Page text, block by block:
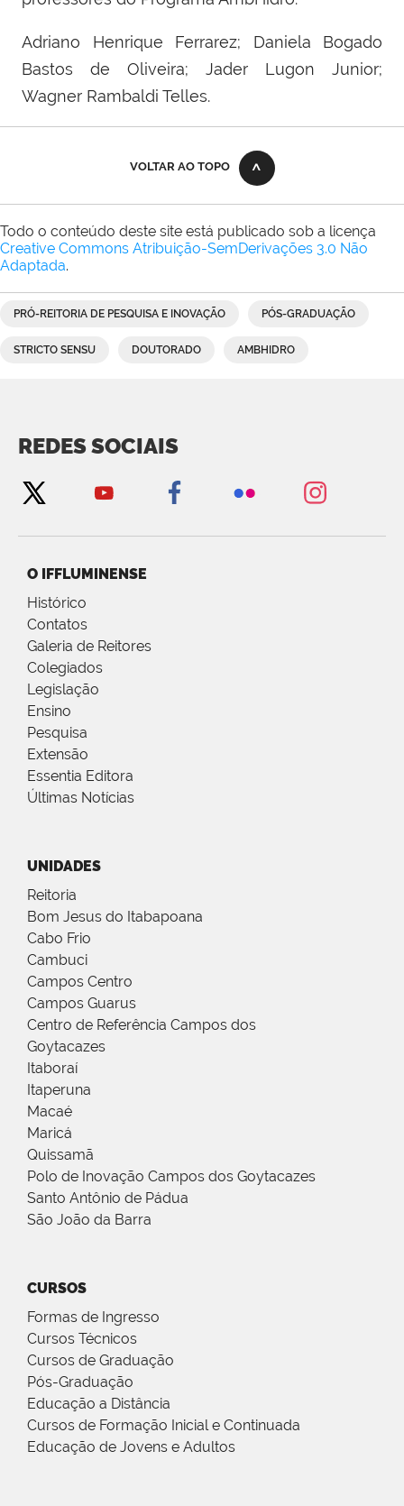
Adriano Henrique Ferrarez; Daniela Bogado
Bastos de Oliveira; Jader Lugon Junior;
Wagner Rambaldi Telles.
VOLTAR AO TOPO
Todo o conteúdo deste site está publicado sob a licença
Creative Commons Atribuição-SemDerivações 3.0 Não
Adaptada.
PRÓ-REITORIA DE PESQUISA E INOVAÇÃO PÓS-GRADUAÇÃO
STRICTO SENSU DOUTORADO AMBHIDRO
REDES SOCIAIS
O IFFLUMINENSE
Histórico
Contatos
Galeria de Reitores
Colegiados
Legislação
Ensino
Pesquisa
Extensão
Essentia Editora
Últimas Notícias
UNIDADES
Reitoria
Bom Jesus do Itabapoana
Cabo Frio
Cambuci
Campos Centro
Campos Guarus
Centro de Referência Campos dos
Goytacazes
Itaboraí
Itaperuna
Macaé
Maricá
Quissamã
Polo de Inovação Campos dos Goytacazes
Santo Antônio de Pádua
São João da Barra
CURSOS
Formas de Ingresso
Cursos Técnicos
Cursos de Graduação
Pós-Graduação
Educação a Distância
Cursos de Formação Inicial e Continuada
Educação de Jovens e Adultos